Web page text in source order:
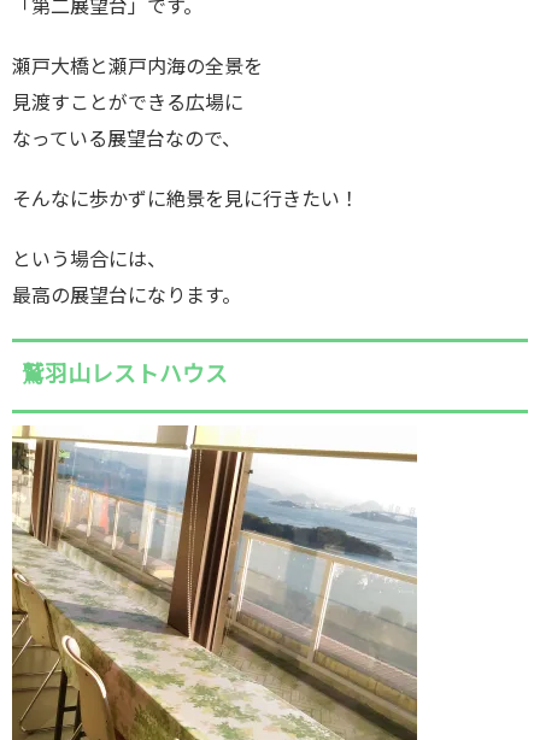
「第二展望台」です。
瀬戸大橋と瀬戸内海の全景を
見渡すことができる広場に
なっている展望台なので、
そんなに歩かずに絶景を見に行きたい！
という場合には、
最高の展望台になります。
鷲羽山レストハウス